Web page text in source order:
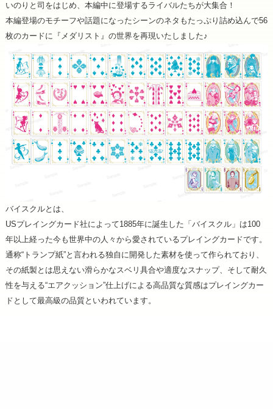
いのりと司をはじめ、本編中に登場するライバルたちが大集合！
本編登場のモチーフや話題になったシーンのネタもたっぷり詰め込んで56
枚のカードに『メダリスト』の世界を再現いたしました♪
バイスクルとは、
USプレイングカード社によって1885年に誕生した「バイスクル」は100
年以上経った今も世界中の人々から愛されているプレイングカードです。
通称“トランプ紙”と言われる独自に開発した素材を使って作られており、
その紙製とは思えない滑らかなスベリ具合や適度なスナップ、そして耐久
性を与える“エアクッション”仕上げによる高品質な質感はプレイングカー
ドとして最高級の品質といわれています。